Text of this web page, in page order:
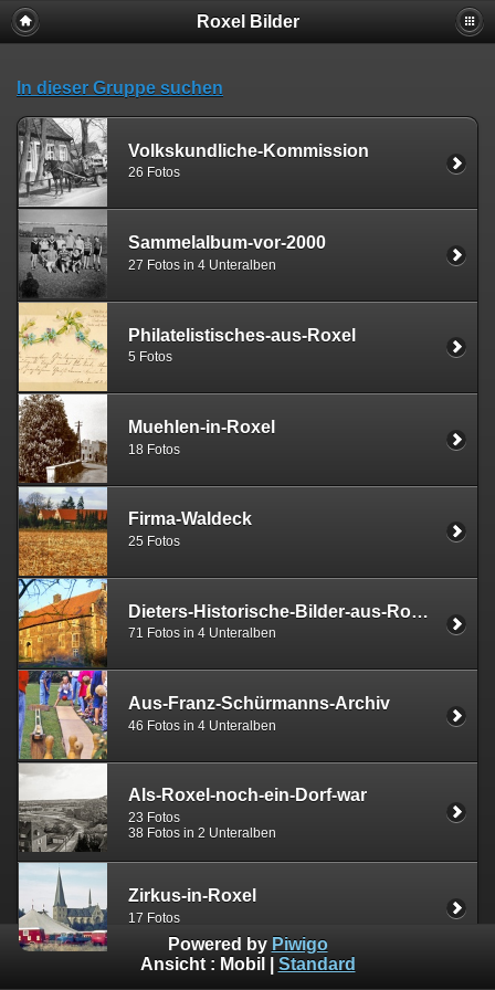
Roxel Bilder
In dieser Gruppe suchen
Volkskundliche-Kommission
26 Fotos
Sammelalbum-vor-2000
27 Fotos in 4 Unteralben
Philatelistisches-aus-Roxel
5 Fotos
Muehlen-in-Roxel
18 Fotos
Firma-Waldeck
25 Fotos
Dieters-Historische-Bilder-aus-Roxel
71 Fotos in 4 Unteralben
Aus-Franz-Schürmanns-Archiv
46 Fotos in 4 Unteralben
Als-Roxel-noch-ein-Dorf-war
23 Fotos
38 Fotos in 2 Unteralben
Zirkus-in-Roxel
17 Fotos
Powered by Piwigo
Ansicht : Mobil Standard